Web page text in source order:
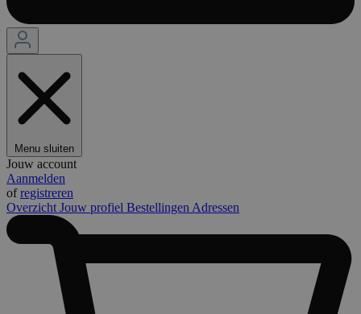
Menu sluiten
Jouw account
Aanmelden
ofregistreren
Overzicht Jouw profiel Bestellingen Adressen